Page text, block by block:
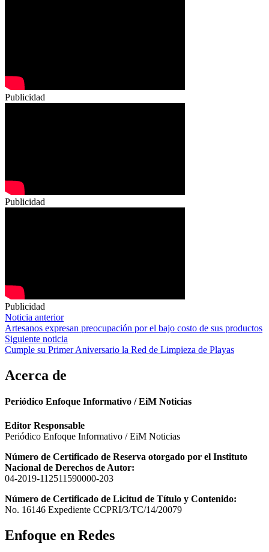
Publicidad
Publicidad
Publicidad
Navegación
de
entradas
Noticia anterior
Artesanos expresan preocupación por el bajo costo de sus productos
Siguiente noticia
Cumple su Primer Aniversario la Red de Limpieza de Playas
Acerca de
Periódico Enfoque Informativo / EiM Noticias
Editor Responsable
Periódico Enfoque Informativo / EiM Noticias
Número de Certificado de Reserva otorgado por el Instituto
Nacional de Derechos de Autor:
04-2019-112511590000-203
Número de Certificado de Licitud de Título y Contenido:
No. 16146 Expediente CCPRI/3/TC/14/20079
Enfoque en Redes